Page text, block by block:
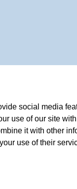
social media
use of our site with
it with other
use of their